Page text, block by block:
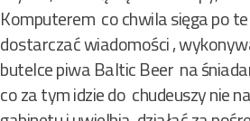
Komputerem co chwila sięga po
dostarczać wiadomości ,
butelce piwa Baltic Beer na
co za tym idzie do chudeuszy nie